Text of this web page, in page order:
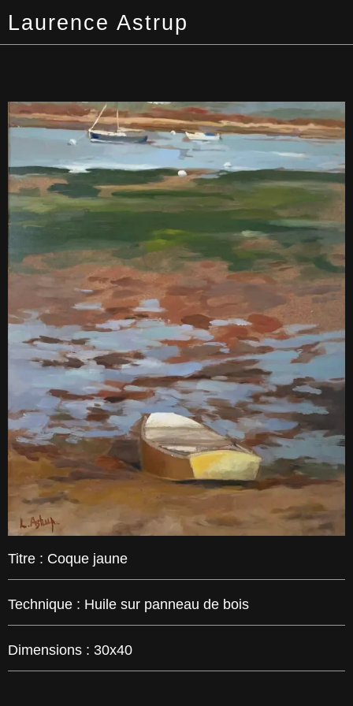
Laurence Astrup
Titre : Coque jaune
Technique : Huile sur panneau de bois
Dimensions : 30x40